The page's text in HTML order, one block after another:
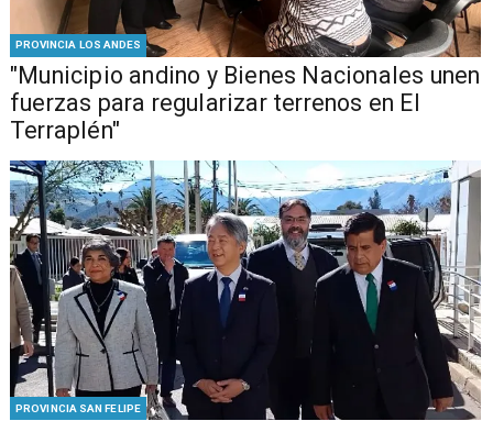
PROVINCIA LOS ANDES
"Municipio andino y Bienes Nacionales unen
fuerzas para regularizar terrenos en El
Terraplén"
PROVINCIA SAN FELIPE